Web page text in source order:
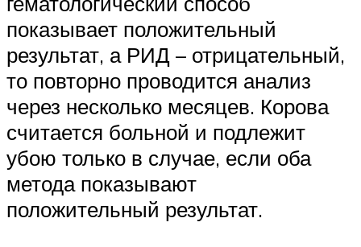
показывает положительный
результат, а РИД – отрицательный,
то повторно проводится анализ
через несколько месяцев. Корова
считается больной и подлежит
убою только в случае, если оба
метода показывают
положительный результат.